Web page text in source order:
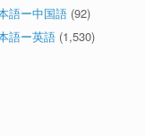
語ー中国語 (92)
語ー英語 (1,530)